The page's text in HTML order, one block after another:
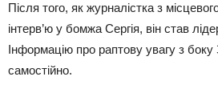
Після того, як журналістка з
інтерв’ю у бомжа Сергія, він став
Інформацію про раптову увагу з
самостійно.